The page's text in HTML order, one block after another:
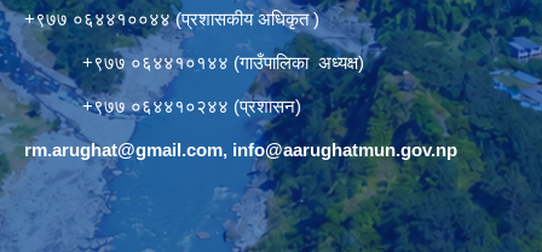
+९७७ ०६४४१००४४ (प्रशासकीय अधिकृत )
+९७७ ०६४४१०१४४ (गाउँपालिका अध्यक्ष)
+९७७ ०६४४१०२४४ (प्रशासन)
rm.arughat@gmail.com, info@aarughatmun.gov.np